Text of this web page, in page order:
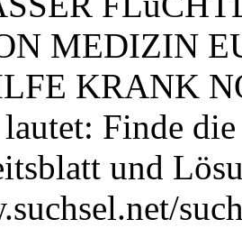
MEDIZIN
KRANK
Finde
und